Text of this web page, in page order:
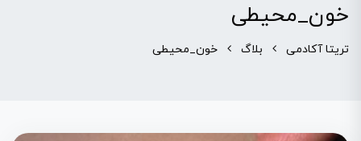
خون_محیطی
تریتا آکادمی بلاگ خون_محیطی